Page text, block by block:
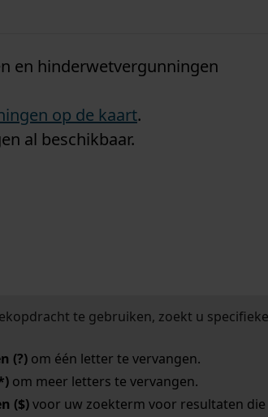
en hinderwetvergunningen
op de kaart.
al beschikbaar.
te gebruiken, zoekt u
(?)om één letter te vervangen.
om meer letters te vervangen.
($)voor uw zoekterm voor resultaten die